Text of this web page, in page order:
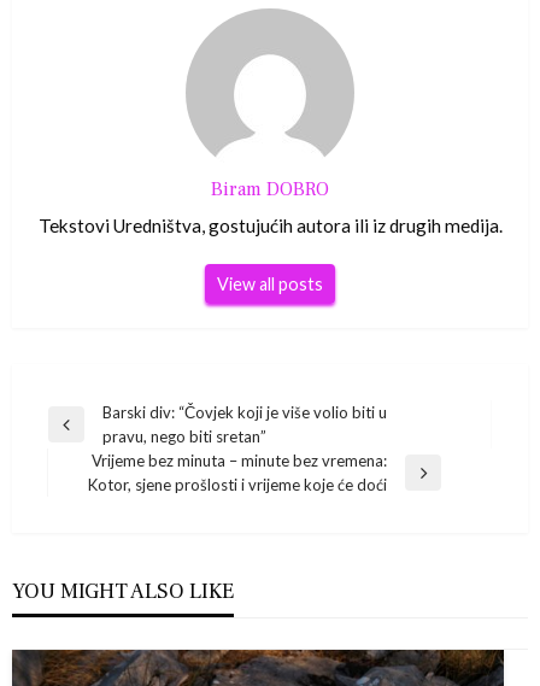
Biram DOBRO
Tekstovi Uredništva, gostujućih autora ili iz drugih medija.
View all posts
Navigacija
objava
Previous
Barski div: “Čovjek koji je više volio biti u
pravu, nego biti sretan”
Next
Vrijeme bez minuta – minute bez vremena:
Kotor, sjene prošlosti i vrijeme koje će doći
YOU MIGHT ALSO LIKE